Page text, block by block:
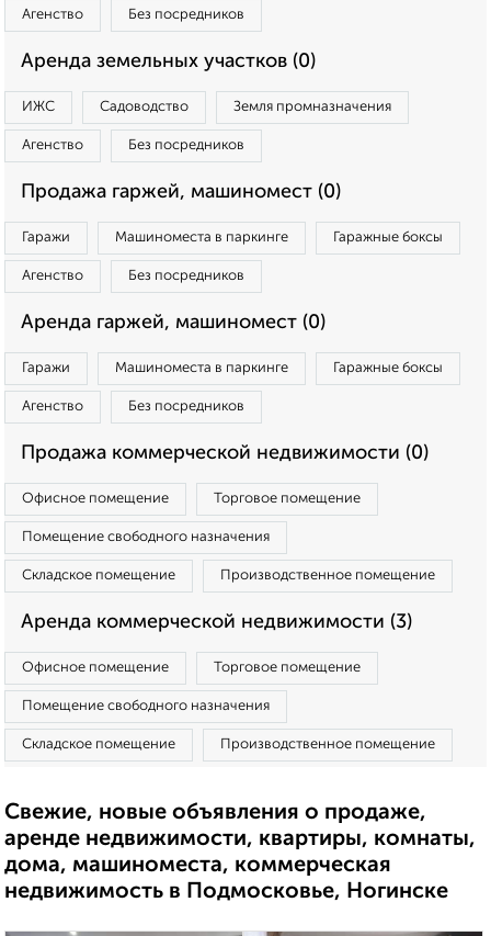
Агенство Без посредников
Аренда земельных участков (0)
ИЖС Садоводство Земля промназначения
Агенство Без посредников
Продажа гаржей, машиномест (0)
Гаражи Машиноместа в паркинге Гаражные боксы
Агенство Без посредников
Аренда гаржей, машиномест (0)
Гаражи Машиноместа в паркинге Гаражные боксы
Агенство Без посредников
Продажа коммерческой недвижимости (0)
Офисное помещение Торговое помещение
Помещение свободного назначения
Складское помещение Производственное помещение
Аренда коммерческой недвижимости (3)
Офисное помещение Торговое помещение
Помещение свободного назначения
Складское помещение Производственное помещение
Свежие, новые объявления о продаже,
аренде недвижимости, квартиры, комнаты,
дома, машиноместа, коммерческая
недвижимость в Подмосковье, Ногинске